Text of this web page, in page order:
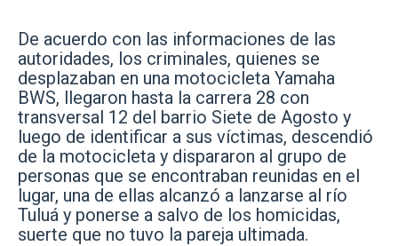
De acuerdo con las informaciones de las
autoridades, los criminales, quienes se
desplazaban en una motocicleta Yamaha
BWS, llegaron hasta la carrera 28 con
transversal 12 del barrio Siete de Agosto y
luego de identificar a sus víctimas, descendió
de la motocicleta y dispararon al grupo de
personas que se encontraban reunidas en el
lugar, una de ellas alcanzó a lanzarse al río
Tuluá y ponerse a salvo de los homicidas,
suerte que no tuvo la pareja ultimada.